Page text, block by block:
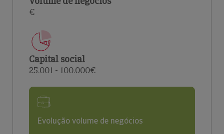
€
Capital social
25.001 - 100.000€
Evolução volume de negócios